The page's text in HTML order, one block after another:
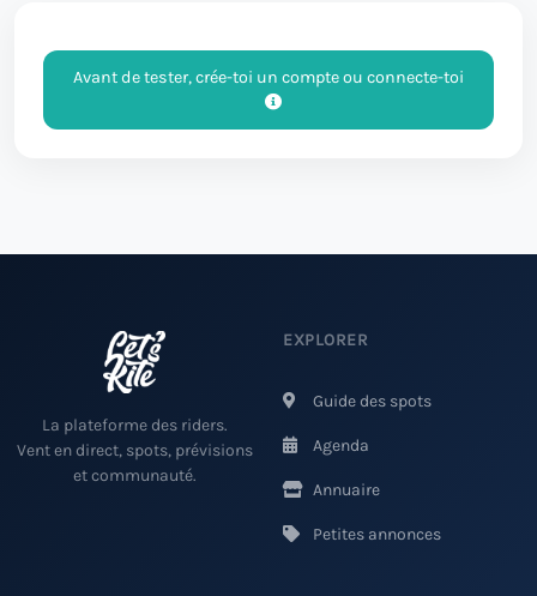
Avant de tester, crée-toi un compte ou connecte-toi
La plateforme des riders.
Vent en direct, spots, prévisions
et communauté.
EXPLORER
Guide des spots
Agenda
Annuaire
Petites annonces